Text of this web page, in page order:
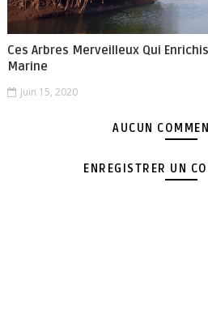
Ces Arbres Merveilleux Qui
Marine
Juin 15, 2020
AUCUN
ENREGISTRER UN